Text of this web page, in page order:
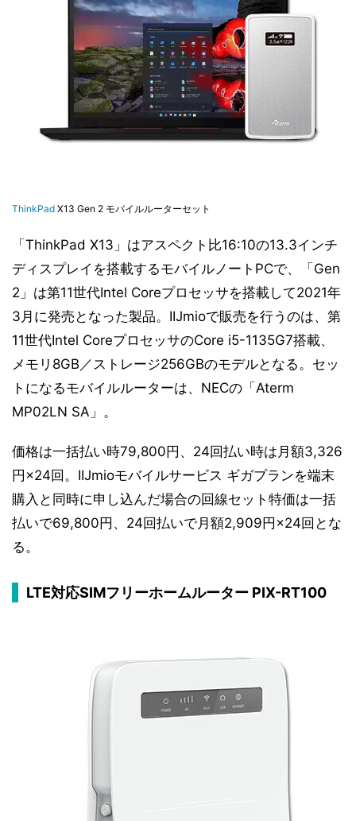
ThinkPad X13 Gen 2 モバイルルーターセット
「ThinkPad X13」はアスペクト比16:10の13.3インチ
ディスプレイを搭載するモバイルノートPCで、「Gen
2」は第11世代Intel Coreプロセッサを搭載して2021年
3月に発売となった製品。IIJmioで販売を行うのは、第
11世代Intel CoreプロセッサのCore i5-1135G7搭載、
メモリ8GB／ストレージ256GBのモデルとなる。セッ
トになるモバイルルーターは、NECの「Aterm
MP02LN SA」。
価格は一括払い時79,800円、24回払い時は月額3,326
円×24回。IIJmioモバイルサービス ギガプランを端末
購入と同時に申し込んだ場合の回線セット特価は一括
払いで69,800円、24回払いで月額2,909円×24回とな
る。
LTE対応SIMフリーホームルーター PIX-RT100